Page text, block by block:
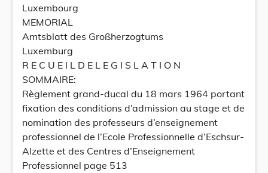
Luxembourg
MEMORIAL
Amtsblatt des Großherzogtums
Luxemburg
R E C U E I L D E L E G I S L A T I O N
SOMMAIRE:
Règlement grand-ducal du 18 mars 1964 portant
fixation des conditions d’admission au stage et de
nomination des professeurs d’enseignement
professionnel de l’Ecole Professionnelle d’Eschsur-
Alzette et des Centres d’Enseignement
Professionnel page 513